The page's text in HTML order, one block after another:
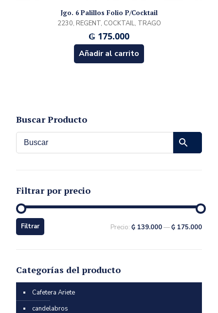
Jgo. 6 Palillos Folio P/Cocktail
2230, REGENT, COCKTAIL, TRAGO
₲ 175.000
Añadir al carrito
Buscar Producto
Filtrar por precio
Filtrar Precio: ₲ 139.000—₲ 175.000
Categorías del producto
Cafetera Ariete
candelabros